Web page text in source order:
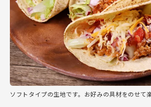
ソフトタイプの生地です。お好みの具材をのせて